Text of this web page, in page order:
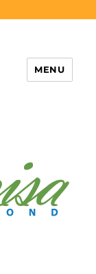
MENU